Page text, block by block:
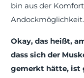
bin aus der
Andockmöglichkeit.
Okay, das heißt,
dass sich der
gemerkt hätte, ist